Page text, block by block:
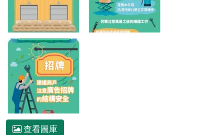
查看圖庫